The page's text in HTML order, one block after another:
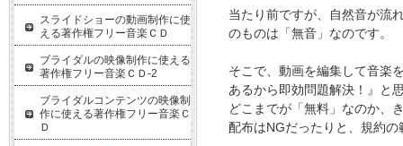
当たり前ですが、自然音が流
のものは「無音」なのです。
そこで、動画を編集して音楽
あるから即効問題解決！』と
どこまでが「無料」なのか、
配布はNGだったりと、規約
スライドショーの動画制作に使
える著作権フリー音楽ＣＤ
ブライダルの映像制作に使える
著作権フリー音楽ＣＤ-2
ブライダルコンテンツの映像制
作に使える著作権フリー音楽Ｃ
Ｄ